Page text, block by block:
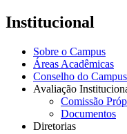
Institucional
Sobre o Campus
Áreas Acadêmicas
Conselho do Campus
Avaliação
Comissão
Documentos
Diretorias